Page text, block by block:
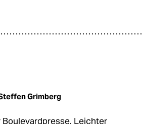
Grimberg
Leichter